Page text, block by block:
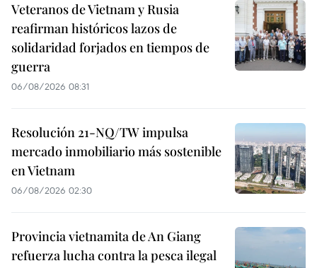
Veteranos de Vietnam y Rusia
reafirman históricos lazos de
solidaridad forjados en tiempos de
guerra
06/08/2026 08:31
Resolución 21-NQ/TW impulsa
mercado inmobiliario más sostenible
en Vietnam
06/08/2026 02:30
Provincia vietnamita de An Giang
refuerza lucha contra la pesca ilegal